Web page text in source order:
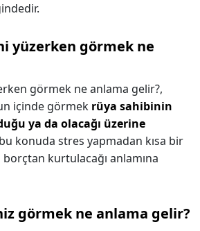
yüzerken görmek ne
görmek ne anlama gelir?,
içinde görmek rüya sahibinin
ya da olacağı üzerine
konuda stres yapmadan kısa bir
kurtulacağı anlamına
görmek ne anlama gelir?